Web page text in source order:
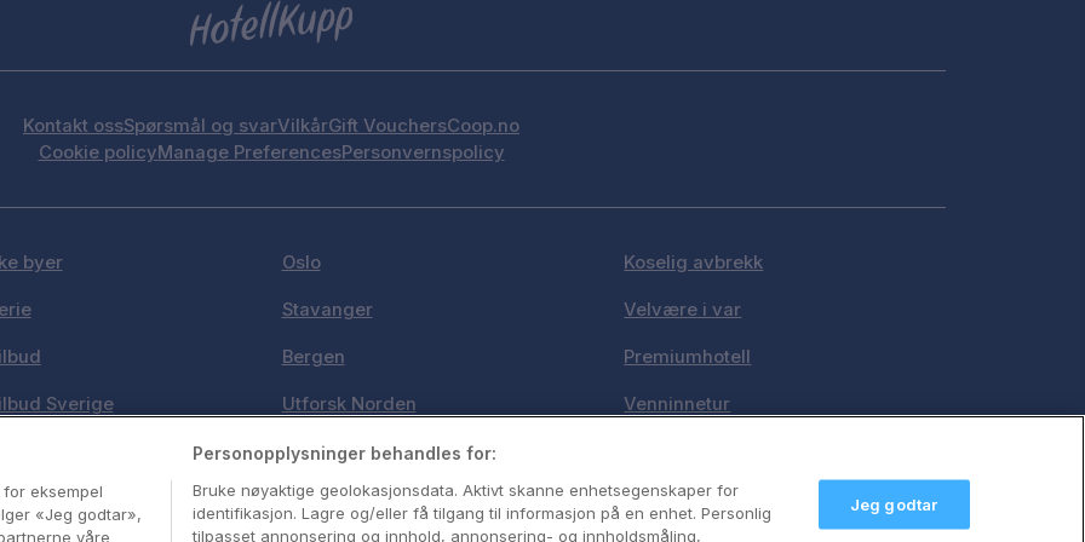
Kontakt ossSpørsmål og svarVilkårGift VouchersCoop.no
Cookie policyManage PreferencesPersonvernspolicy
byer
Sverige
Norge
Oslo
Stavanger
Bergen
Utforsk Norden
Om Coop HotellKupp
Konkurranse
Koselig avbrekk
Velvære i var
Premiumhotell
Venninnetur
eksempel
«Jeg godtar»,
våre
Personopplysninger behandles for:
Bruke nøyaktige geolokasjonsdata. Aktivt skanne enhetsegenskaper for
identifikasjon. Lagre og/eller få tilgang til informasjon på en enhet. Personlig
tilpasset annonsering og innhold, annonsering- og innholdsmåling,
Jeg godtar